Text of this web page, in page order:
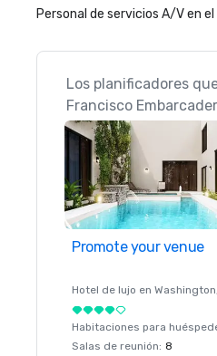
Personal de servicios A/V en
Los planificadores
Francisco
Promote your venue
Hotel de lujo en Washington
Habitaciones para
Salas de reunión: 8